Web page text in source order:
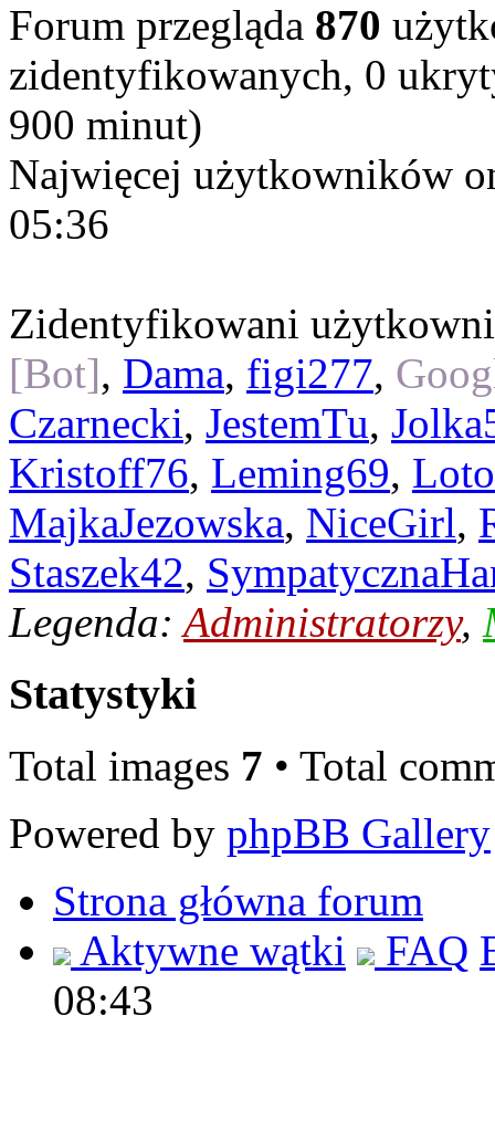
Forum przegląda 870
zidentyfikowanych, 0
900 minut)
Najwięcej użytkowników
05:36
Zidentyfikowani
[Bot], Dama, figi277,
Czarnecki, JestemTu,
Kristoff76, Leming69,
MajkaJezowska, NiceGirl,
Staszek42,
Legenda:Administratorzy,
Statystyki
Total images 7 • Total
Powered by phpBB Gallery
Strona główna forum
Aktywne wątki
FAQ
08:43